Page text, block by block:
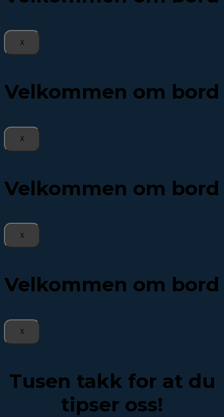
X
Velkommen om bord
X
Velkommen om bord
X
Velkommen om bord
X
Tusen takk for at du
tipser oss!